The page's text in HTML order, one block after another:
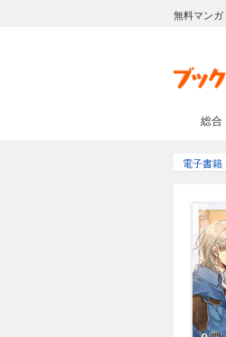
無料マンガ
総合
電子書籍